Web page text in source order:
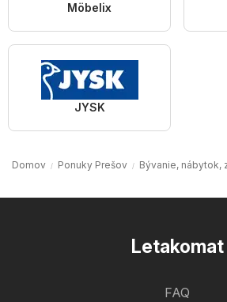
Möbelix
JYSK
Domov Ponuky Prešov Bývanie, nábytok,
Letakomat
FAQ